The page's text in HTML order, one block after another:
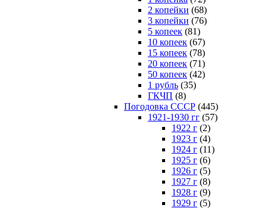
2 копейки (68)
3 копейки (76)
5 копеек (81)
10 копеек (67)
15 копеек (78)
20 копеек (71)
50 копеек (42)
1 рубль (35)
ГКЧП (8)
Погодовка СССР (445)
1921-1930 гг (57)
1922 г (2)
1923 г (4)
1924 г (11)
1925 г (6)
1926 г (5)
1927 г (8)
1928 г (9)
1929 г (5)